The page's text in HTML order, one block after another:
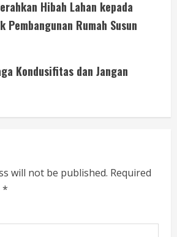
Hibah Lahan kepada
Pembangunan Rumah Susun
Kondusifitas dan Jangan
will not be published. Required
*